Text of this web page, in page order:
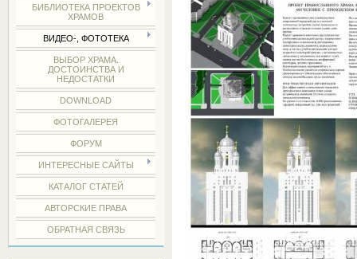
БИБЛИОТЕКА ПРОЕКТОВ
ХРАМОВ
ВИДЕО-, ФОТОТЕКА
ВЫБОР ХРАМА.
ДОСТОИНСТВА И
НЕДОСТАТКИ
DOWNLOAD
ФОТОГАЛЕРЕЯ
ФОРУМ
ИНТЕРЕСНЫЕ САЙТЫ
КАТАЛОГ СТАТЕЙ
АВТОРСКИЕ ПРАВА
ОБРАТНАЯ СВЯЗЬ